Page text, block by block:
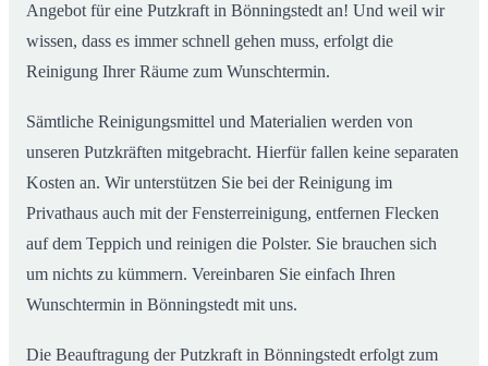
Angebot für eine Putzkraft in Bönningstedt an! Und weil wir
wissen, dass es immer schnell gehen muss, erfolgt die
Reinigung Ihrer Räume zum Wunschtermin.
Sämtliche Reinigungsmittel und Materialien werden von
unseren Putzkräften mitgebracht. Hierfür fallen keine separaten
Kosten an. Wir unterstützen Sie bei der Reinigung im
Privathaus auch mit der Fensterreinigung, entfernen Flecken
auf dem Teppich und reinigen die Polster. Sie brauchen sich
um nichts zu kümmern. Vereinbaren Sie einfach Ihren
Wunschtermin in Bönningstedt mit uns.
Die Beauftragung der Putzkraft in Bönningstedt erfolgt zum